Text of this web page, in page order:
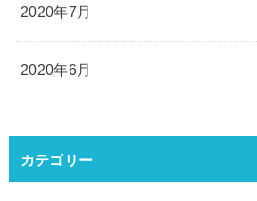
2020年7月
2020年6月
カテゴリー